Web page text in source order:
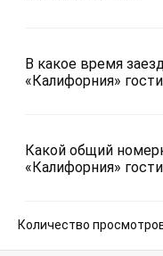
В какое время
«Калифорния»
Какой общий
«Калифорния»
Количество